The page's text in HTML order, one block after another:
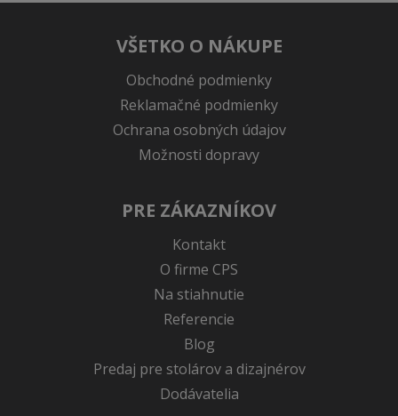
VŠETKO O NÁKUPE
Obchodné podmienky
Reklamačné podmienky
Ochrana osobných údajov
Možnosti dopravy
PRE ZÁKAZNÍKOV
Kontakt
O firme CPS
Na stiahnutie
Referencie
Blog
Predaj pre stolárov a dizajnérov
Dodávatelia